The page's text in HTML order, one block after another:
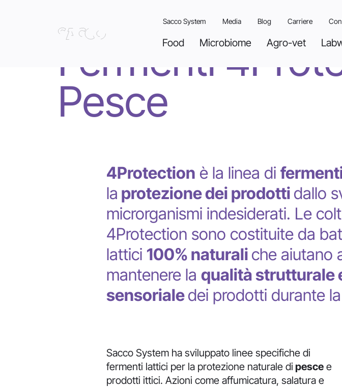
Sacco System Media Blog Carriere
Food Microbiome Agro-vet
Fermenti
Pesce
4Protection è la linea di
la protezione dei prodotti dallo
microrganismi indesiderati. Le
4Protection sono costituite da
lattici 100% naturali che aiutano
mantenere la qualità strutturale
sensorialedei prodotti durante la
Sacco System ha sviluppato linee specifiche di
fermenti lattici per la protezione naturale di pesce e
prodotti ittici. Azioni come affumicatura, salatura e